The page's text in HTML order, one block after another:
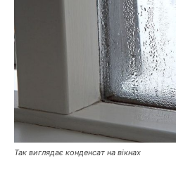
Так виглядає конденсат на вікнах